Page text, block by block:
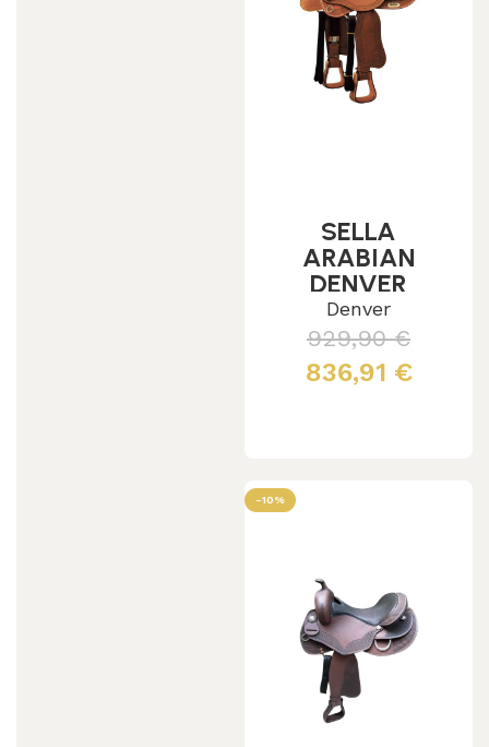
SELLA
ARABIAN
DENVER
MODELLO
ROUND
QUARTER
Denver
929,90€
836,91 €
-10%